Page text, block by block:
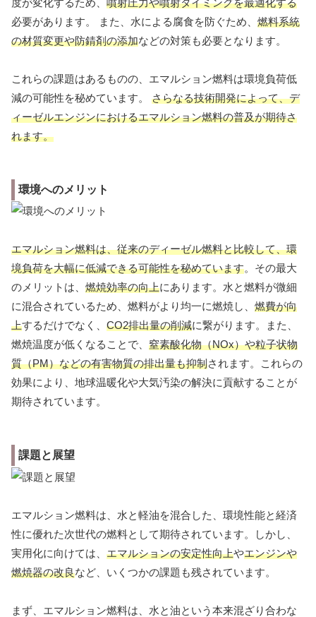
必要があります。 また、水による腐食を防ぐため、 燃料系統
の材質変更や防錆剤の添加などの対策も必要となります。
これらの課題はあるものの、エマルション燃料は環境負荷低
減の可能性を秘めています。 さらなる技術開発によって、デ
ィーゼルエンジンにおけるエマルション燃料の普及が期待さ
れます。
環境へのメリット
エマルション燃料は、従来のディーゼル燃料と比較して、環
境負荷を大幅に低減できる可能性を秘めています。その最大
のメリットは、 燃焼効率の向上にあります。水と燃料が微細
に混合されているため、燃料がより均一に燃焼し、 燃費が向
上するだけでなく、 CO2排出量の削減に繋がります。また、
燃焼温度が低くなることで、 窒素酸化物（NOx）や粒子状物
質（PM）などの有害物質の排出量も抑制されます。これらの
効果により、地球温暖化や大気汚染の解決に貢献することが
期待されています。
課題と展望
エマルション燃料は、水と軽油を混合した、環境性能と経済
性に優れた次世代の燃料として期待されています。しかし、
実用化に向けては、 エマルションの安定性向上やエンジンや
燃焼器の改良など、いくつかの課題も残されています。
まず、エマルション燃料は、水と油という本来混ざり合わな